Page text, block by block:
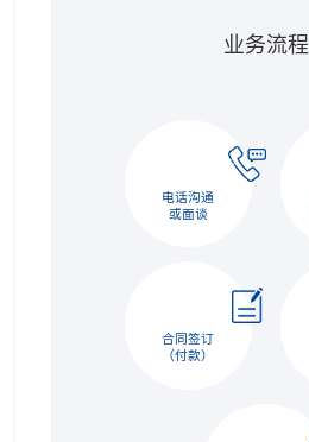
业务流程
电话沟通
或面谈
合同签订
（付款）